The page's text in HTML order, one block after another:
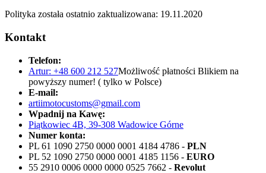
Polityka została ostatnio zaktualizowana: 19.11.2020
Kontakt
Telefon:
Artur: +48 600 212 527Możliwość płatności Blikiem na
powyższy numer! ( tylko w Polsce)
E-mail:
artiimotocustoms@gmail.com
Wpadnij na Kawę:
Piątkowiec 4B, 39-308 Wadowice Górne
Numer konta:
PL 61 1090 2750 0000 0001 4184 4786 - PLN
PL 52 1090 2750 0000 0001 4185 1156 - EURO
55 2910 0006 0000 0000 0525 7662 - Revolut